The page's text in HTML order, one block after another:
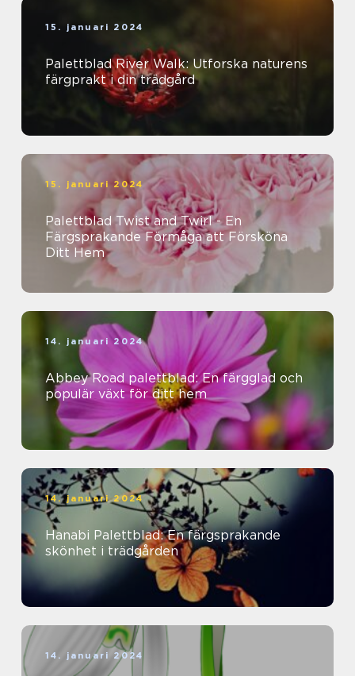
15. januari 2024
Palettblad River Walk: Utforska naturens
färgprakt i din trädgård
15. januari 2024
Palettblad Twist and Twirl - En
Färgsprakande Förmåga att Försköna
Ditt Hem
14. januari 2024
Abbey Road palettblad: En färgglad och
populär växt för ditt hem
14. januari 2024
Hanabi Palettblad: En färgsprakande
skönhet i trädgården
14. januari 2024